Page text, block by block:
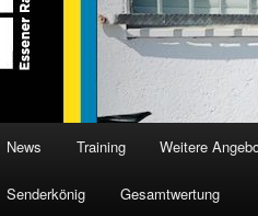
News Training Weitere
Senderkönig Gesamtwertung